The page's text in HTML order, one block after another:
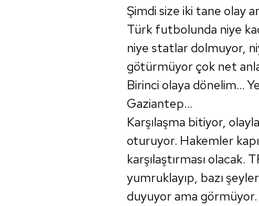
Şimdi size iki tane olay
Türk futbolunda niye
niye statlar dolmuyor,
götürmüyor çok net
Birinci olaya dönelim...
Gaziantep...
Karşılaşma bitiyor,
oturuyor. Hakemler
karşılaştırması olacak.
yumruklayıp, bazı
duyuyor ama